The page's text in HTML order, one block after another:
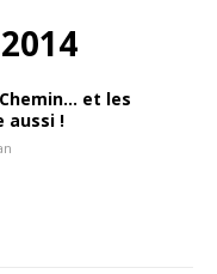
et les
aussi !